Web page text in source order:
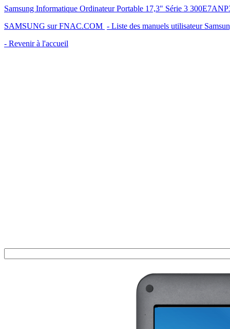
Samsung Informatique Ordinateur Portable 17,3" Série 3
SAMSUNG sur FNAC.COM - Liste des manuels utilisateur
- Revenir à l'accueil